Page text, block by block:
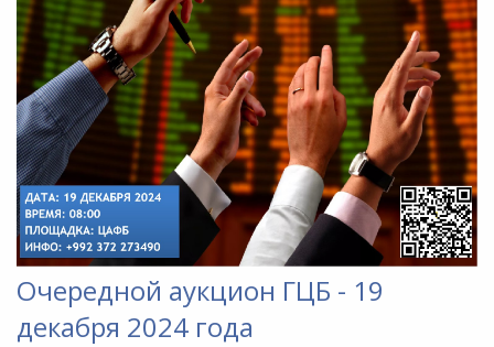
Очередной аукцион ГЦБ - 19
декабря 2024 года